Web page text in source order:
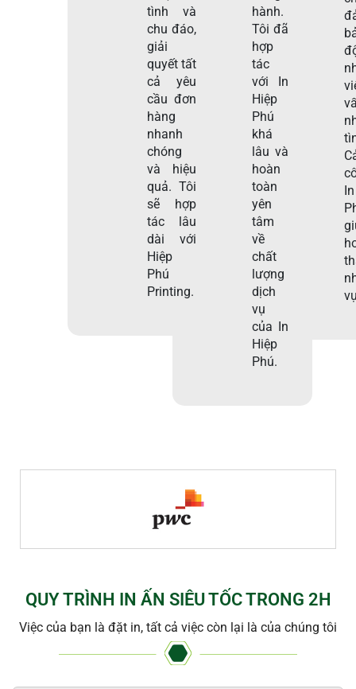
tình và
chu đáo,
giải
quyết tất
cả yêu
cầu đơn
hàng
nhanh
chóng
và hiệu
quả. Tôi
sẽ hợp
tác lâu
dài với
Hiệp
Phú
Printing.
hành.
Tôi đã
hợp
tác
với In
Hiệp
Phú
khá
lâu và
hoàn
toàn
yên
tâm
về
chất
lượng
dịch
vụ
của In
Hiệp
Phú.
QUY TRÌNH IN ẤN SIÊU TỐC TRONG 2H
Việc của bạn là đặt in, tất cả việc còn lại là của chúng tôi